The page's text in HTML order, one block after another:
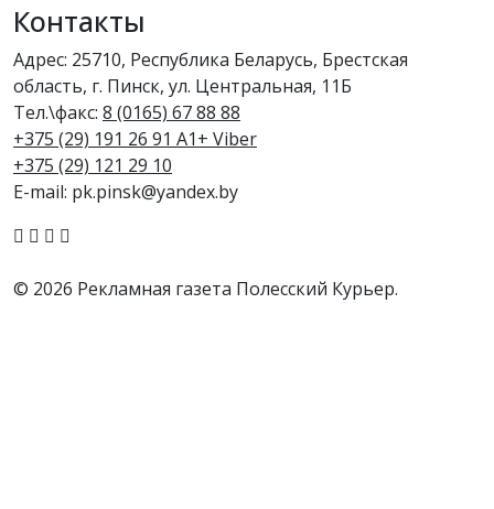
Контакты
Адрес: 25710, Республика Беларусь, Брестская
область, г. Пинск, ул. Центральная, 11Б
Тел.\факс: 8 (0165) 67 88 88
+375 (29) 191 26 91 A1+ Viber
+375 (29) 121 29 10
E-mail: pk.pinsk@yandex.by
© 2026 Рекламная газета Полесский Курьер.